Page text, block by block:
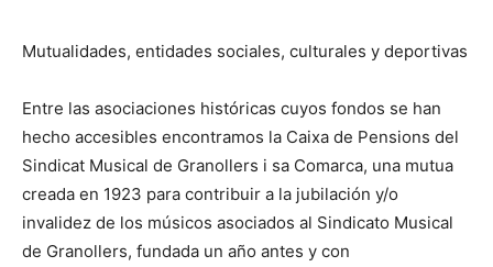
Mutualidades, entidades sociales, culturales y deportivas
Entre las asociaciones históricas cuyos fondos se han
hecho accesibles encontramos la Caixa de Pensions del
Sindicat Musical de Granollers i sa Comarca, una mutua
creada en 1923 para contribuir a la jubilación y/o
invalidez de los músicos asociados al Sindicato Musical
de Granollers, fundada un año antes y con